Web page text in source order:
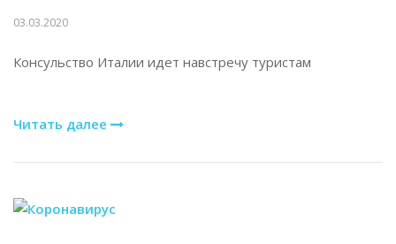
03.03.2020
Консульство Италии идет навстречу туристам
Читать далее